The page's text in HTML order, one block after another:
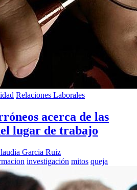
Relaciones Laborales
acerca de las
lugar de trabajo
Garcia Ruiz
investigación mitos queja